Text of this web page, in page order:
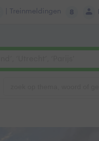
| Treinmeldingen 8